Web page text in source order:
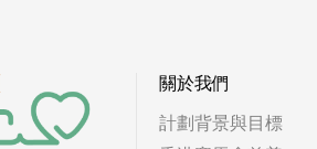
關於我們
計劃背景與目標